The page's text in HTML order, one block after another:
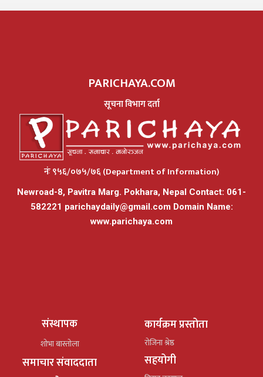
PARICHAYA.COM
सूचना विभाग दर्ता
नंः ९५६/०७५/७६ (Department of Information)
Newroad-8, Pavitra Marg. Pokhara, Nepal Contact: 061-
582221 parichaydaily@gmail.comDomain Name:
www.parichaya.com
संस्थापक
शोभा बास्तोला
समाचार संवाददाता
कार्यक्रम प्रस्तोता
रोजिना श्रेष्ठ
सहयोगी